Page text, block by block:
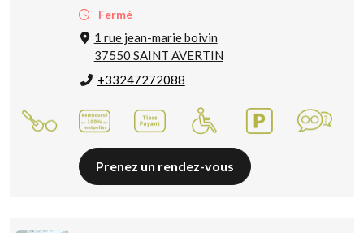
Fermé
1 rue jean-marie boivin
37550 SAINT AVERTIN
+33247272088
Prenez un rendez-vous